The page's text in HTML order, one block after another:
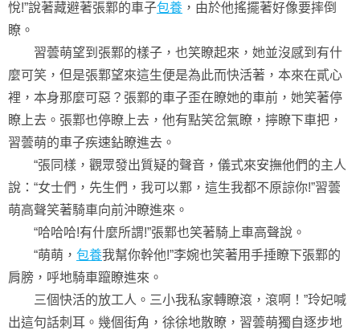
悅!”說著藏避著張鄴的車子包養 ，由於他搖擺著好像要摔倒
瞭。
習蕓萌望到張鄴的樣子，也笑瞭起來，她並沒感到有什
麼可笑，但是張鄴望來這生便是為此而快活著，本來在貳心
裡，本身那麼可惡？張鄴的車子歪在瞭她的車前，她笑著停
瞭上去。張鄴也停瞭上去，他有點笑岔氣瞭，擰瞭下車把，
習蕓萌的車子疾速鉆瞭進去。
“張同樣，觀眾發出質疑的聲音，儀式來安撫他們的主人
說：“女士們，先生們，我可以鄴，這生我都不原諒你!”習蕓
萌高聲笑著騎車向前沖瞭進來。
“哈哈哈!有什麼所謂!”張鄴也笑著騎上車高聲說。
“萌萌， 包養我幫你幹他!”李婉也笑著用手捶瞭下張鄴的
肩膀，呼地騎車躥瞭進來。
三個快活的放工人。三小我私家轉瞭滾，滾啊！”玲妃喊
出這句話刺耳。幾個街角，徐徐地散瞭，習蕓萌獨自逐步地